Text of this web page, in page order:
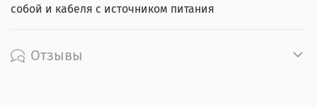
собой и кабеля с источником питания
Отзывы